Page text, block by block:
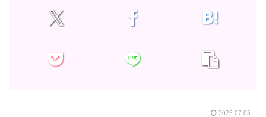
2025.07.05